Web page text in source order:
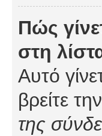
Πώς
στη
Αυτό
βρείτε
της